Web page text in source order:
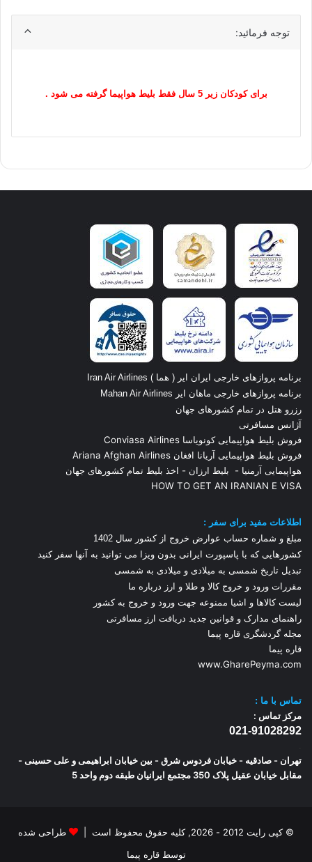
توجه فرمائید:
برای کودکان زیر 5 سال فقط بلیط هواپیما گرفته می شود .
برنامه پروازهای خارجی ایران ایر ( هما ) Iran Air Airlines
برنامه پروازهای خارجی ماهان ایر Mahan Air Airlines
رزرو هتل در تمام کشورهای جهان
آژانس مسافرتی
فروش بلیط هواپیمایی کونویاسا Conviasa Airlines
فروش بلیط هواپیمایی آریانا افغان Ariana Afghan Airlines
هواپیمایی آرمنیا - بلیط ارزان - اخذ بلیط تمام کشورهای جهان
HOW TO GET AN IRANIAN E VISA
اطلاعات مفید برای سفر :
مبلغ و شماره حساب عوارض خروج از کشور سال 1 402
کشورهایی که با پاسپورت ایرانی بدون ویزا می توانید به آنها سفر کنید
تبدیل تاریخ شمسی به میلادی و میلادی به شمسی
مقررات ورود و خروج کالا و طلا و ارز درباره ما
لیست کالاها و اشیا ممنوعه جهت ورود و خروج به کشور
راهنمای مدارک و قوانین جدید دریافت ارز مسافرتی
مجله گردشگری قاره پیما
قاره پیما
www.GharePeyma.com
تماس با ما :
مرکز تماس :
021-91028292
تهران - صادقیه - خیابان فردوس شرق - بین خیابان ابراهیمی و علی حسینی -
مقابل خیابان عقیل پلاک 350 مجتمع ایرانیان طبقه دوم واحد 5
© کپی رایت 2012 - 2026, کلیه حقوق محفوظ است |
طراحی شده
توسط قاره پیما